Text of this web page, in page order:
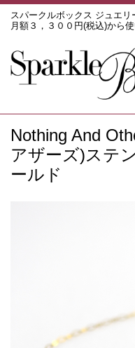
スパークルボックス ジュエ
月額３，３００円(税込)から
Nothing And
アザーズ)ステ
ールド